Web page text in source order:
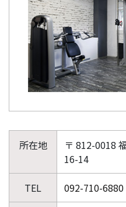
所在地
〒 812-0018
16-14
TEL 092-710-6880